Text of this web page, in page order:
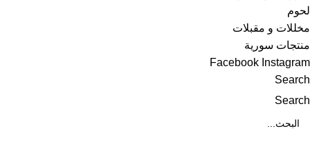
لحوم
مخللات و مقبلات
منتجات سورية
Facebook Instagram
Search
Search